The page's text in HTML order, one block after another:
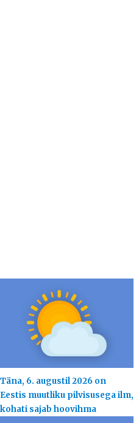
Täna, 6. augustil 2026 on
Eestis muutliku pilvisusega ilm,
kohati sajab hoovihma